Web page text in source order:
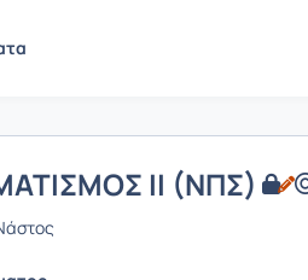
ΙΙ (ΝΠΣ)